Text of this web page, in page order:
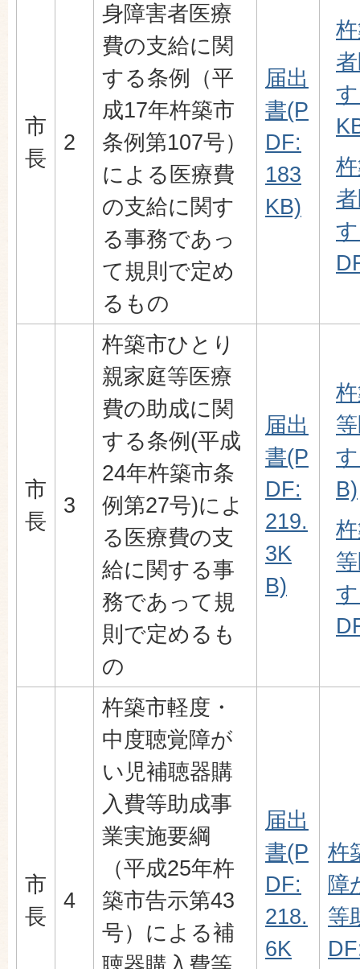
市
長
2
身障害者医療
費の支給に関
する条例（平
成17年杵築市
条例第107号）
による医療費
の支給に関す
る事務であっ
て規則で定め
るもの
届出
書(P
DF:
183
KB)
市
長
3
杵築市ひとり
親家庭等医療
費の助成に関
する条例(平成
24年杵築市条
例第27号)によ
る医療費の支
給に関する事
務であって規
則で定めるも
の
届出
書(P
DF:
219.
3K
B)
B)
市
長
4
杵築市軽度・
中度聴覚障が
い児補聴器購
入費等助成事
業実施要綱
（平成25年杵
築市告示第43
号）による補
届出
書(P
DF:
218.
6K
杵
障
等